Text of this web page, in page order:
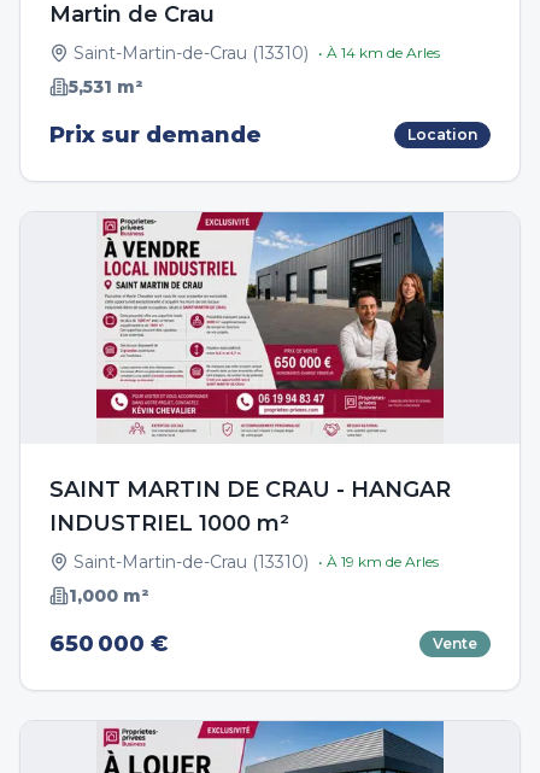
Martin de Crau
Saint-Martin-de-Crau (13310) • À 14 km de Arles
5,531 m²
Prix sur demande Location
SAINT MARTIN DE CRAU - HANGAR
INDUSTRIEL 1000 m²
Saint-Martin-de-Crau (13310) • À 19 km de Arles
1,000 m²
650 000 € Vente